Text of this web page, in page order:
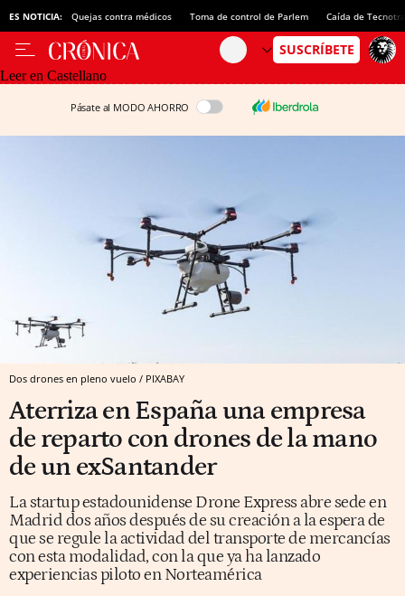
ES NOTICIA: Quejas contra médicos Toma de control de Parlem Caída de
Leer en Castellano
Pásate al MODO AHORRO
Dos drones en pleno vuelo / PIXABAY
Aterriza en España una empresa
de reparto con drones de la mano
de un exSantander
La startup estadounidense Drone Express abre sede en
Madrid dos años después de su creación a la espera de
que se regule la actividad del transporte de mercancías
con esta modalidad, con la que ya ha lanzado
experiencias piloto en Norteamérica